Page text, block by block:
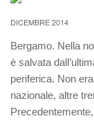
DICEMBRE 2014
Bergamo. Nella
è salvata
periferica. Non
nazionale, altre